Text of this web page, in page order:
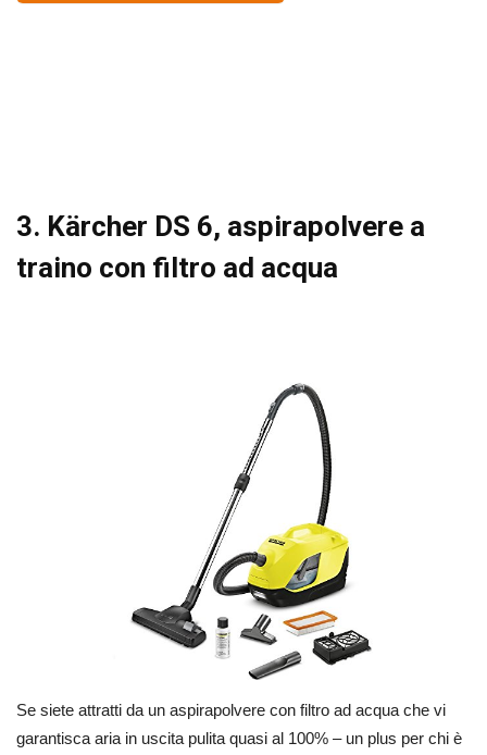
3. Kärcher DS 6, aspirapolvere a
traino con filtro ad acqua
Se siete attratti da un aspirapolvere con filtro ad acqua che vi
garantisca aria in uscita pulita quasi al 100% – un plus per chi è